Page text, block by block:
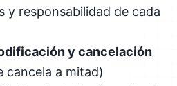
y responsabilidad de cada
y cancelación
cancela a mitad)